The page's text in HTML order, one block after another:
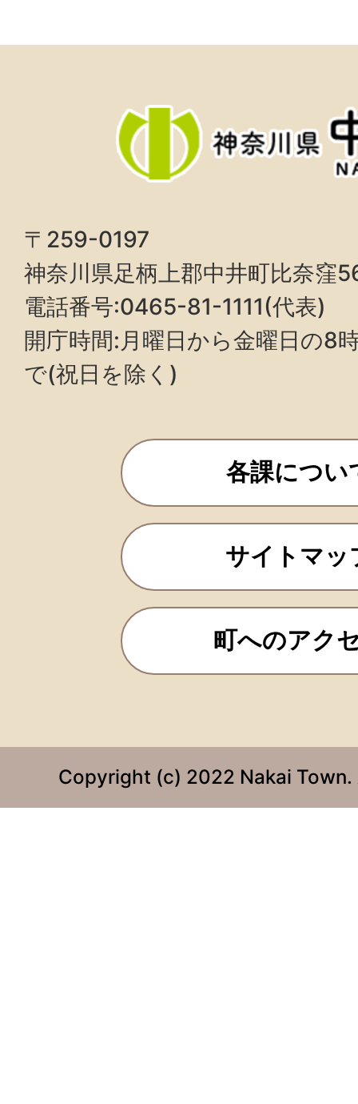
〒259-0197
神奈川県足柄上郡中井町比奈窪
電話番号:0465-81-1111(代表)
開庁時間:月曜日から金曜日の8
で(祝日を除く)
各課につい
サイトマッ
町へのアク
Copyright (c) 2022 Nakai Town.